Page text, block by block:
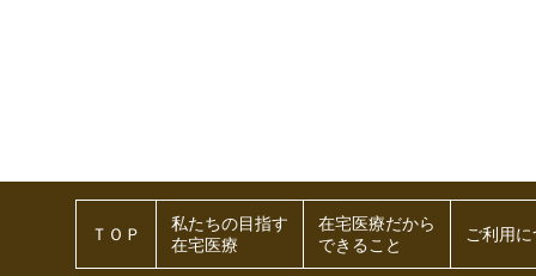
ＴＯＰ
私たちの目指す
在宅医療
在宅医療だから
できること
ご利用